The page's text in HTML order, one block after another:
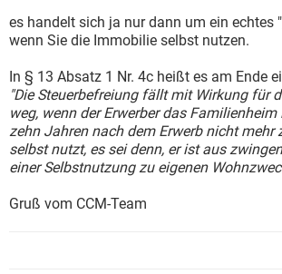
es handelt sich ja nur dann um ein echtes "
wenn Sie die Immobilie selbst nutzen.
In § 13 Absatz 1 Nr. 4c heißt es am Ende
"Die Steuerbefreiung fällt mit Wirkung für
weg, wenn der Erwerber das
zehn Jahren nach dem Erwerb nicht mehr
selbst nutzt, es sei denn, er ist aus
einer Selbstnutzung zu eigenen
Gruß vom CCM-Team